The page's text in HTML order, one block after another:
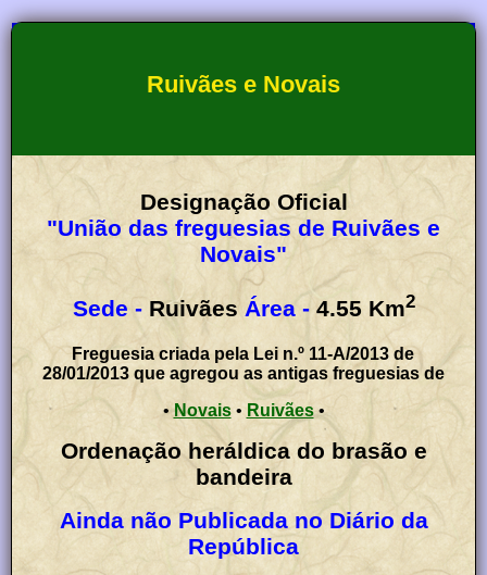
Ruivães e Novais
Designação Oficial
"União das freguesias de Ruivães e
Novais"
Sede - Ruivães Área - 4.55 Km2
Freguesia criada pela Lei n.º 11-A/2013 de
28/01/2013 que agregou as antigas freguesias de
•Novais• Ruivães•
Ordenação heráldica do brasão e
bandeira
Ainda não Publicada no Diário da
República